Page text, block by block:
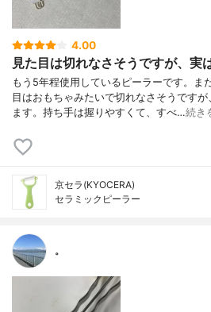
4.00
見た目は切れなさそうですが、実
もう5年程使用しているピーラーです。ま
目はおもちゃみたいで切れなさそうです
ます。持ち手は握りやすくて、すべ…続き
京セラ(KYOCERA)
セラミックピーラー
。